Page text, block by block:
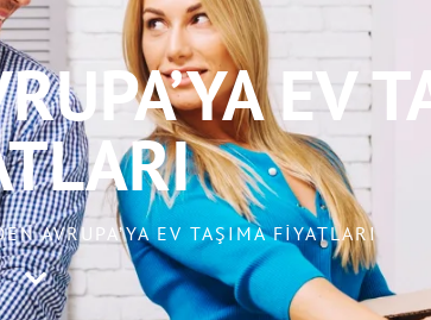
EV
AVRUPA’YA EV TAŞIMA FIYATLARI